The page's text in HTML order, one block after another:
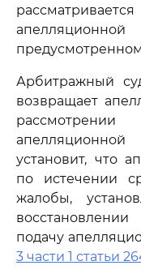
предусмотренном
Арбитражный
возвращает
установит, что
по истечении
жалобы,
подачу
3 части 1 статьи